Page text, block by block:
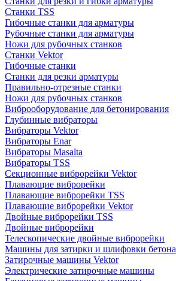
Станки TSS
Гибочные станки для арматуры
Рубочные станки для арматуры
Ножи для рубочных станков
Станки Vektor
Гибочные станки
Станки для резки арматуры
Правильно-отрезные станки
Ножи для рубочных станков
Виброоборудование для бетонирования
Глубинные вибраторы
Вибраторы Vektor
Вибраторы Enar
Вибраторы Masalta
Вибраторы TSS
Секционные виброрейки Vektor
Плавающие виброрейки
Плавающие виброрейки TSS
Плавающие виброрейки Vektor
Двойные виброрейки TSS
Двойные виброрейки
Телескопические двойные виброрейки
Машины для затирки и шлифовки бетона
Затирочные машины Vektor
Электрические затирочные машины